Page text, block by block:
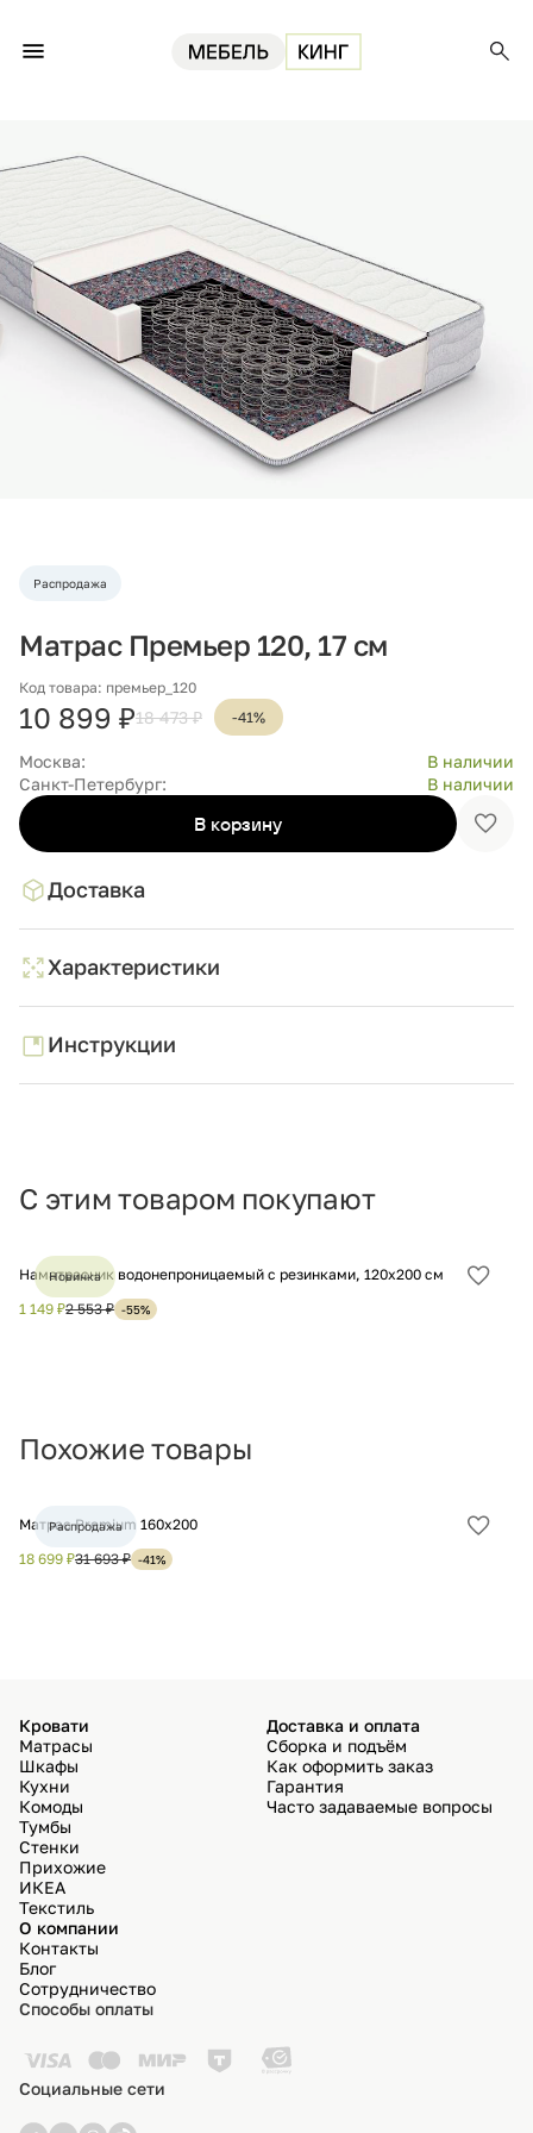
Распродажа
Матрас Премьер 120, 17 см
Код товара: премьер_120
10 899 ₽18 473 ₽ -41%
Москва:
В наличии
Санкт-Петербург:
В наличии
В корзину
Доставка
Характеристики
Инструкции
С этим товаром покупают
Наматрасник водонепроницаемый с резинками, 120х200 см
1 149 ₽2 553 ₽ -55%
Новинка
Похожие товары
Матрас Premium 160х200
18 699 ₽31 693 ₽ -41%
Распродажа
Кровати
Матрасы
Шкафы
Кухни
Комоды
Тумбы
Стенки
Прихожие
ИКЕА
Текстиль
Доставка и оплата
Сборка и подъём
Как оформить заказ
Гарантия
Часто задаваемые вопросы
О компании
Контакты
Блог
Сотрудничество
Способы оплаты
Социальные сети